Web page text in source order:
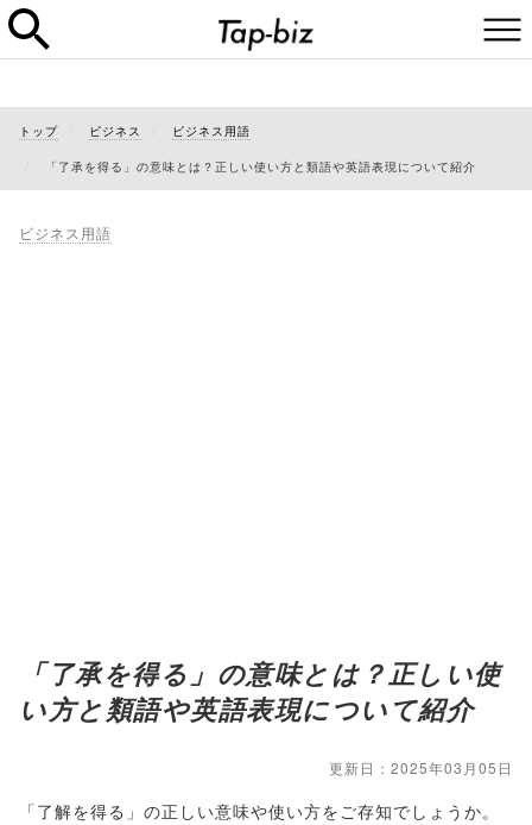
トップ ビジネス ビジネス用語
「了承を得る」の意味とは？正しい使い方と類語や英語表現について紹介
ビジネス用語
「了承を得る」の意味とは？正しい使
い方と類語や英語表現について紹介
更新日：2025年03月05日
「了解を得る」の正しい意味や使い方をご存知でしょうか。